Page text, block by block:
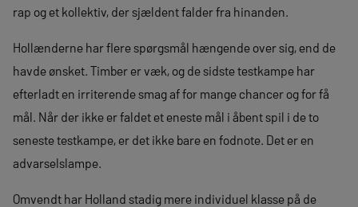
rap og et kollektiv, der sjældent falder fra hinanden.
Hollænderne har flere spørgsmål hængende over sig, end de
havde ønsket. Timber er væk, og de sidste testkampe har
efterladt en irriterende smag af for mange chancer og for få
mål. Når der ikke er faldet et eneste mål i åbent spil i de to
seneste testkampe, er det ikke bare en fodnote. Det er en
advarselslampe.
Omvendt har Holland stadig mere individuel klasse på de